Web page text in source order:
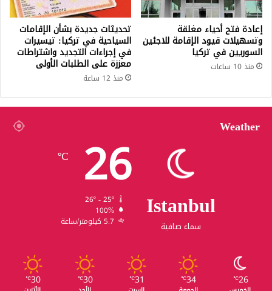
إعادة فتح أحياء مغلقة
وتسهيلات قيود الإقامة للاجئين
السوريين في تركيا
منذ 10 ساعات
تحديثات جديدة بشأن الإقامات
السياحية في تركيا: تيسيرات
في إجراءات التجديد واشتراطات
معززة على الطلبات الأولى
منذ 12 ساعة
Weather
Istanbul
سماء صافية
26
℃
26º - 25º
100%
5.7 كيلومتر/ساعة
26
℃
34
℃
31
℃
30
℃
30
℃